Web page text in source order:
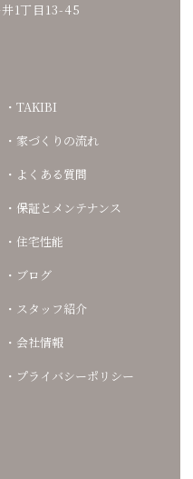
1丁目13-45
TAKIBI
家づくりの流れ
よくある質問
保証とメンテナンス
住宅性能
ブログ
スタッフ紹介
会社情報
プライバシーポリシー